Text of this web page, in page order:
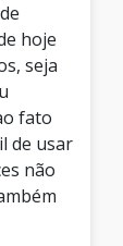
hoje
seja
fato
de usar
não